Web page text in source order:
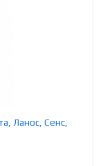
Ланос, Сенс,